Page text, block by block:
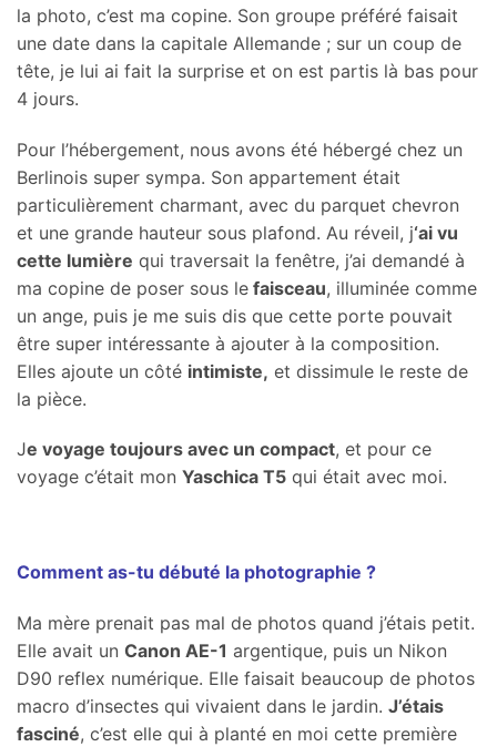
la photo, c’est ma copine. Son groupe préféré faisait
une date dans la capitale Allemande ; sur un coup de
tête, je lui ai fait la surprise et on est partis là bas pour
4 jours.
Pour l’hébergement, nous avons été hébergé chez un
Berlinois super sympa. Son appartement était
particulièrement charmant, avec du parquet chevron
et une grande hauteur sous plafond. Au réveil, j‘ai vu
cette lumière qui traversait la fenêtre, j’ai demandé à
ma copine de poser sous le faisceau, illuminée comme
un ange, puis je me suis dis que cette porte pouvait
être super intéressante à ajouter à la composition.
Elles ajoute un côté intimiste, et dissimule le reste de
la pièce.
Je voyage toujours avec un compact, et pour ce
voyage c’était mon Yaschica T5 qui était avec moi.
Comment as-tu débuté la photographie ?
Ma mère prenait pas mal de photos quand j’étais petit.
Elle avait un Canon AE-1 argentique, puis un Nikon
D90 reflex numérique. Elle faisait beaucoup de photos
macro d’insectes qui vivaient dans le jardin. J’étais
fasciné, c’est elle qui à planté en moi cette première